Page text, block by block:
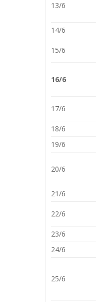
13/6
14/6
15/6
16/6
17/6
18/6
19/6
20/6
21/6
22/6
23/6
24/6
25/6